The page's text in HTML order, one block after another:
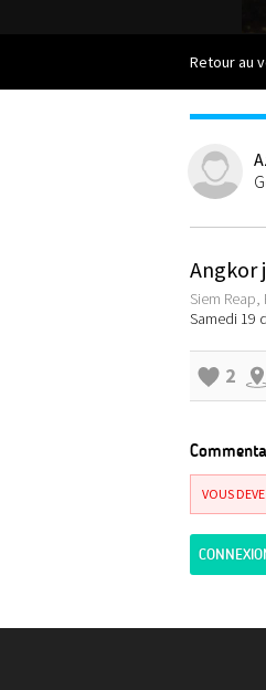
Retour au
Angkor
Siem
Samedi 19
2
VOUS